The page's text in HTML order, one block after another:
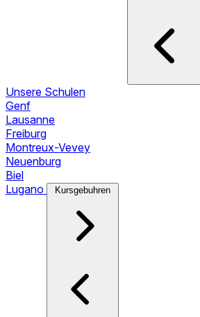
Unsere Schulen
Genf
Lausanne
Freiburg
Montreux-Vevey
Neuenburg
Biel
Lugano
Kursgebuhren